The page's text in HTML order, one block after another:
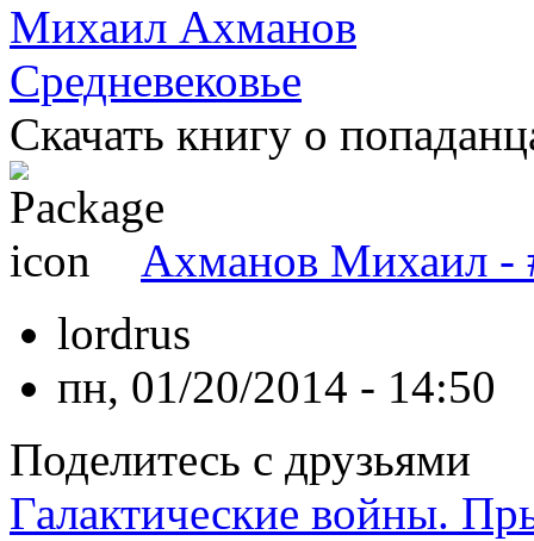
Михаил Ахманов
Средневековье
Скачать книгу о
Ахманов Михаил -
lordrus
пн, 01/20/2014 - 14:50
Поделитесь с друзьями
Галактические войны.